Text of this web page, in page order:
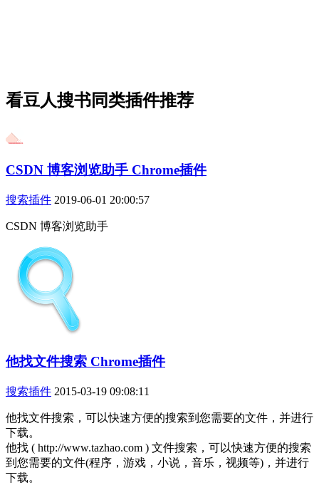
看豆人搜书同类插件推荐
CSDN 博客浏览助手 Chrome插件
搜索插件 2019-06-01 20:00:57
CSDN 博客浏览助手
他找文件搜索 Chrome插件
搜索插件 2015-03-19 09:08:11
他找文件搜索，可以快速方便的搜索到您需要的文件，并进行
下载。
他找 ( http://www.tazhao.com ) 文件搜索，可以快速方便的搜索
到您需要的文件(程序，游戏，小说，音乐，视频等)，并进行
下载。